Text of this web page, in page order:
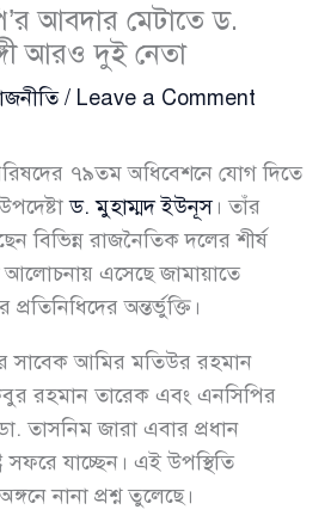
আবদার মেটাতে ড.
আরও দুই নেতা
/ Leave a Comment
৭৯তম অধিবেশনে যোগ দিতে
উপদেষ্টাড. মুহাম্মদ ইউনূস। তাঁর
বিভিন্ন রাজনৈতিক দলের শীর্ষ
আলোচনায় এসেছে জামায়াতে
অন্তর্ভুক্তি।
সাবেক আমির মতিউর রহমান
রহমান তারেক এবং এনসিপির
তাসনিম জারা এবার প্রধান
সফরে যাচ্ছেন। এই উপস্থিতি
নানা প্রশ্ন তুলেছে।